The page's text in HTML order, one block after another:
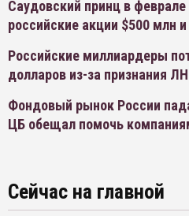
Саудовский принц в
российские акции $500 млн и
Российские миллиардеры
долларов из-за признания
Фондовый рынок России
ЦБ обещал помочь
Сейчас на главной